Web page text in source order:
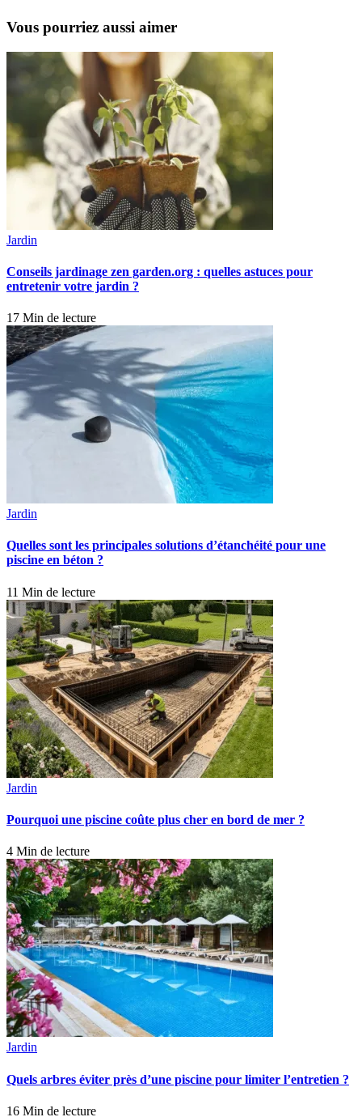
Vous pourriez aussi aimer
Jardin
Conseils jardinage zen garden.org : quelles astuces pour
entretenir votre jardin ?
17 Min de lecture
Jardin
Quelles sont les principales solutions d’étanchéité pour une
piscine en béton ?
11 Min de lecture
Jardin
Pourquoi une piscine coûte plus cher en bord de mer ?
4 Min de lecture
Jardin
Quels arbres éviter près d’une piscine pour limiter l’entretien ?
16 Min de lecture